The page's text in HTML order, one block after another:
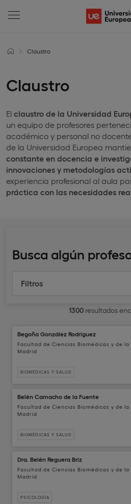
Claustro
Claustro
El claustro de la Universidad
un equipo de profesores
académico y personal no
de la Universidad Europea
constante en docencia e
innovaciones y metodologías
experiencia profesional al aula
práctica con las necesidades
Busca algún
Filtros
1300 resultados
Begoña González Rodríguez
Facultad de Ciencias Biomédicas y de la
Madrid
BIOMÉDICAS Y SALUD
Belén Camacho de la Fuente
Facultad de Ciencias Biomédicas y de la
Madrid
BIOMÉDICAS Y SALUD
Dra. Belén Reguera Briz
Facultad de Ciencias Biomédicas y de la
Madrid
PSICOLOGÍA